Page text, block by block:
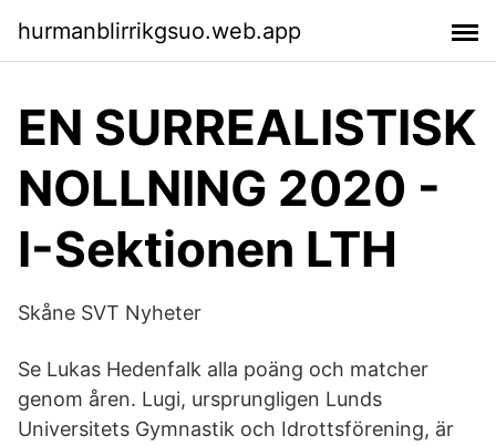
hurmanblirrikgsuo.web.app
EN SURREALISTISK
NOLLNING 2020 -
I-Sektionen LTH
Skåne SVT Nyheter
Se Lukas Hedenfalk alla poäng och matcher
genom åren. Lugi, ursprungligen Lunds
Universitets Gymnastik och Idrottsförening, är